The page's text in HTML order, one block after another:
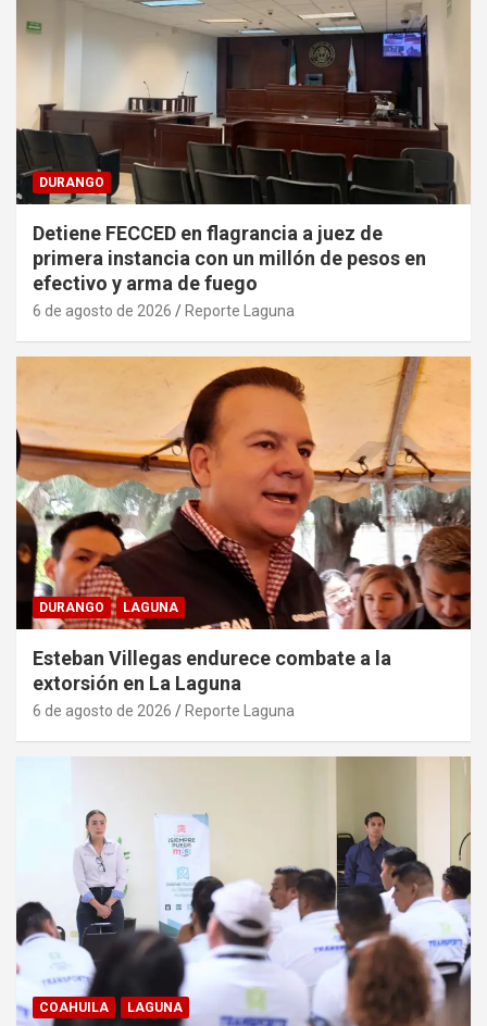
DURANGO
Detiene FECCED en flagrancia a juez de
primera instancia con un millón de pesos en
efectivo y arma de fuego
6 de agosto de 2026 Reporte Laguna
DURANGO LAGUNA
Esteban Villegas endurece combate a la
extorsión en La Laguna
6 de agosto de 2026 Reporte Laguna
COAHUILA LAGUNA